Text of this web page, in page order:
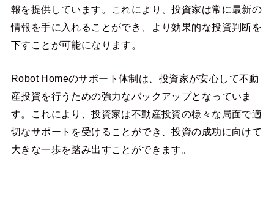
報を提供しています。これにより、投資家は常に最新の
情報を手に入れることができ、より効果的な投資判断を
下すことが可能になります。
Robot Homeのサポート体制は、投資家が安心して不動
産投資を行うための強力なバックアップとなっていま
す。これにより、投資家は不動産投資の様々な局面で適
切なサポートを受けることができ、投資の成功に向けて
大きな一歩を踏み出すことができます。